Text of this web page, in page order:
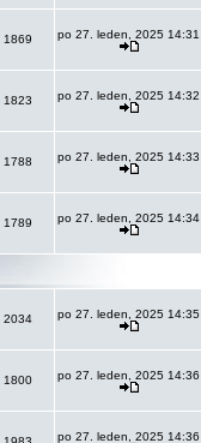
1869 po 27. leden, 2025 14:31
1823 po 27. leden, 2025 14:32
1788 po 27. leden, 2025 14:33
1789 po 27. leden, 2025 14:34
2034 po 27. leden, 2025 14:35
1800 po 27. leden, 2025 14:36
po 27. leden, 2025 14:36